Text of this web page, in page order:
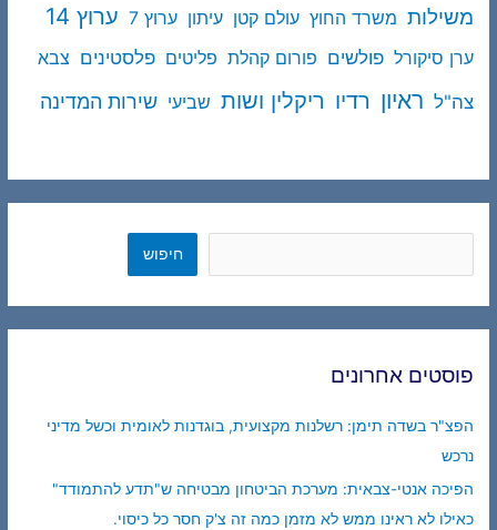
משילות משרד החוץ עולם קטן עיתון ערוץ 7 ערוץ 14
ערן סיקורל פולשים פורום קהלת פליטים פלסטינים צבא
צה"ל ראיון רדיו ריקלין ושות שביעי שירות המדינה
חיפוש
פוסטים אחרונים
הפצ"ר בשדה תימן: רשלנות מקצועית, בוגדנות לאומית וכשל מדיני
נרכש
הפיכה אנטי-צבאית: מערכת הביטחון מבטיחה ש"תדע להתמודד"
כאילו לא ראינו ממש לא מזמן כמה זה צ'ק חסר כל כיסוי.